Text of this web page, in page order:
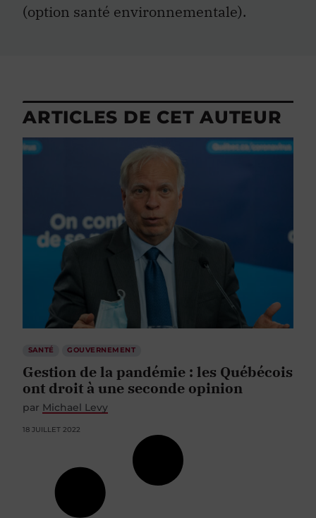
(option santé environnementale).
ARTICLES DE CET AUTEUR
SANTÉ GOUVERNEMENT
Gestion de la pandémie : les Québécois
ont droit à une seconde opinion
par Michael Levy
18 JUILLET 2022